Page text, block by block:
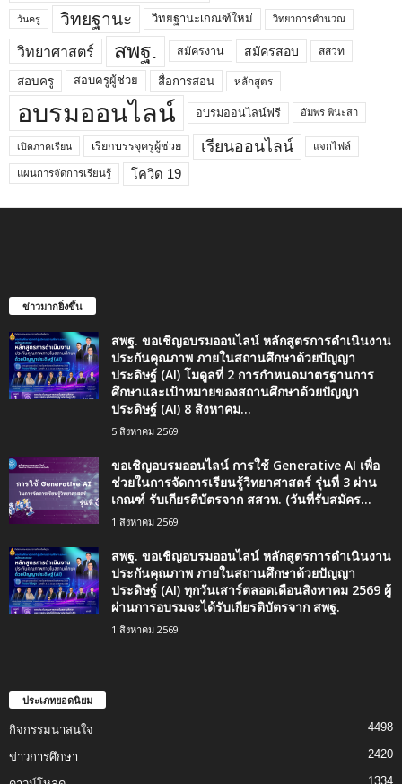
วันครู วิทยฐานะ วิทยฐานะเกณฑ์ใหม่ วิทยาการคำนวณ
วิทยาศาสตร์ สพฐ. สมัครงาน สมัครสอบ สสวท
สอบครู สอบครูผู้ช่วย สื่อการสอน หลักสูตร
อบรมออนไลน์ อบรมออนไลน์ฟรี อัมพร พินะสา
เปิดภาคเรียน เรียกบรรจุครูผู้ช่วย เรียนออนไลน์ แจกไฟล์
แผนการจัดการเรียนรู้ โควิด 19
ข่าวมากยิ่งขึ้น
สพฐ. ขอเชิญอบรมออนไลน์ หลักสูตรการดำเนินงาน
ประกันคุณภาพ ภายในสถานศึกษาด้วยปัญญา
ประดิษฐ์ (AI) โมดูลที่ 2 การกำหนดมาตรฐานการ
ศึกษาและเป้าหมายของสถานศึกษาด้วยปัญญา
ประดิษฐ์ (AI) 8 สิงหาคม...
5 สิงหาคม 2569
ขอเชิญอบรมออนไลน์ การใช้ Generative AI เพื่อ
ช่วยในการจัดการเรียนรู้วิทยาศาสตร์ รุ่นที่ 3 ผ่าน
เกณฑ์ รับเกียรติบัตรจาก สสวท. (วันที่รับสมัคร...
1 สิงหาคม 2569
สพฐ. ขอเชิญอบรมออนไลน์ หลักสูตรการดำเนินงาน
ประกันคุณภาพ ภายในสถานศึกษาด้วยปัญญา
ประดิษฐ์ (AI) ทุกวันเสาร์ตลอดเดือนสิงหาคม 2569 ผู้
ผ่านการอบรมจะได้รับเกียรติบัตรจาก สพฐ.
1 สิงหาคม 2569
ประเภทยอดนิยม
กิจกรรมน่าสนใจ 4498
ข่าวการศึกษา 2420
1334